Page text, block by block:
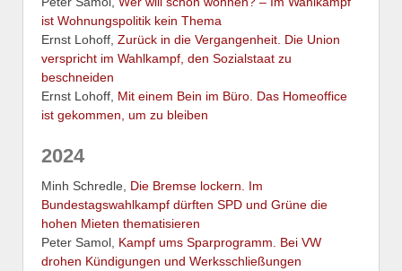
ist Wohnungspolitik kein Thema
Ernst Lohoff, Zurück in die Vergangenheit. Die Union
verspricht im Wahlkampf, den Sozialstaat zu
beschneiden
Ernst Lohoff, Mit einem Bein im Büro. Das Homeoffice
ist gekommen, um zu bleiben
2024
Minh Schredle, Die Bremse lockern. Im
Bundestagswahlkampf dürften SPD und Grüne die
hohen Mieten thematisieren
Peter Samol, Kampf ums Sparprogramm. Bei VW
drohen Kündigungen und Werksschließungen